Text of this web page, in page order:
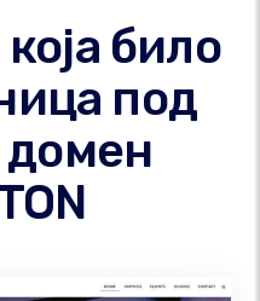
било
под